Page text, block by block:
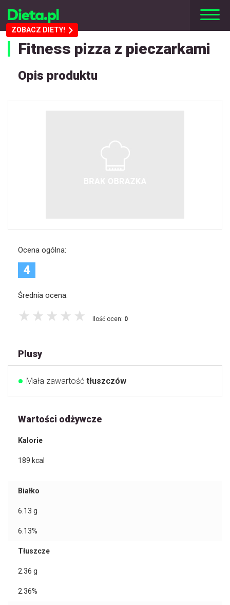
ZOBACZ DIETY!
Fitness pizza z pieczarkami
Opis produktu
Ocena ogólna:
4
Średnia ocena:
Ilość ocen: 0
Plusy
Mała zawartość tłuszczów
Wartości odżywcze
Kalorie
189 kcal
Białko
6.13 g
6.13%
Tłuszcze
2.36 g
2.36%